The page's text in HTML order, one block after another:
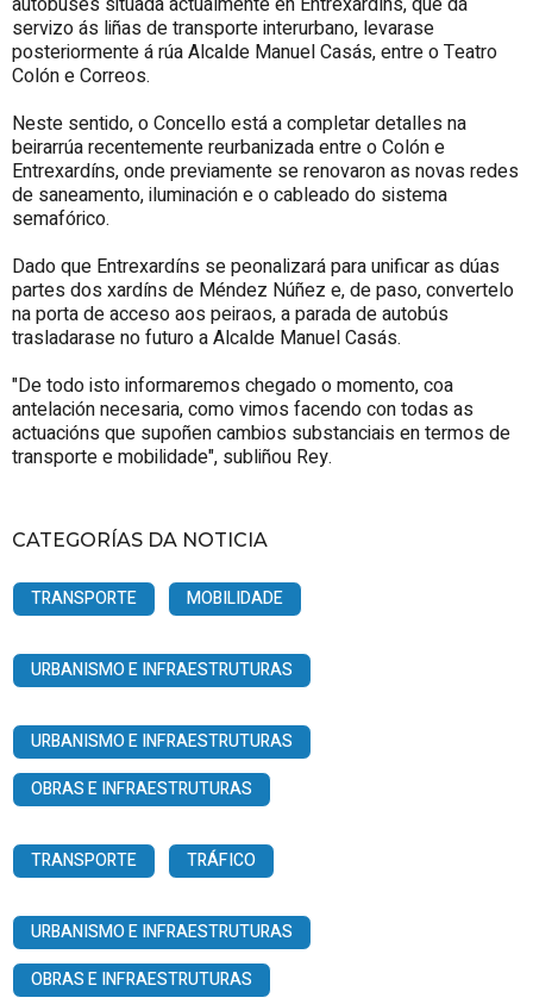
servizo ás liñas de transporte interurbano, levarase
posteriormente á rúa Alcalde Manuel Casás, entre o Teatro
Colón e Correos.
Neste sentido, o Concello está a completar detalles na
beirarrúa recentemente reurbanizada entre o Colón e
Entrexardíns, onde previamente se renovaron as novas redes
de saneamento, iluminación e o cableado do sistema
semafórico.
Dado que Entrexardíns se peonalizará para unificar as dúas
partes dos xardíns de Méndez Núñez e, de paso, convertelo
na porta de acceso aos peiraos, a parada de autobús
trasladarase no futuro a Alcalde Manuel Casás.
"De todo isto informaremos chegado o momento, coa
antelación necesaria, como vimos facendo con todas as
actuacións que supoñen cambios substanciais en termos de
transporte e mobilidade", subliñou Rey.
CATEGORÍAS DA NOTICIA
TRANSPORTE MOBILIDADE
URBANISMO E INFRAESTRUTURAS
URBANISMO E INFRAESTRUTURAS
OBRAS E INFRAESTRUTURAS
TRANSPORTE TRÁFICO
URBANISMO E INFRAESTRUTURAS
OBRAS E INFRAESTRUTURAS